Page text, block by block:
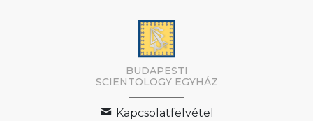
BUDAPESTI
SCIENTOLOGY EGYHÁZ
Kapcsolatfelvétel